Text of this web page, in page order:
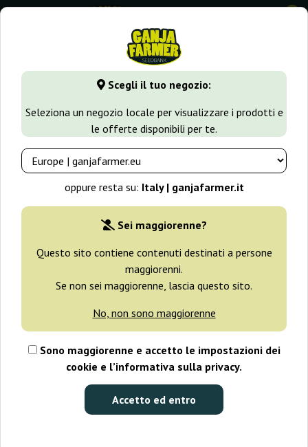
Scegli il tuo negozio:
Seleziona un negozio locale per visualizzare i prodotti e
le offerte disponibili per te.
oppure resta su: Italy | ganjafarmer.it
Sei maggiorenne?
Questo sito contiene contenuti destinati a persone
maggiorenni.
Se non sei maggiorenne, lascia questo sito.
No, non sono maggiorenne
Sono maggiorenne e accetto le impostazioni dei
cookie e l’informativa sulla privacy.
Accetto ed entro
0
GanjaFarmer.it Tipi di Semi Semi Sativa Baikal Express